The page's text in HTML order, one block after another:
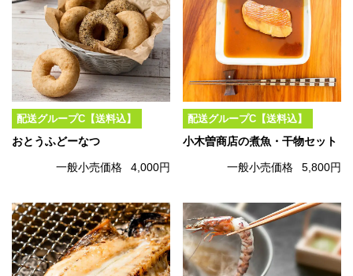
配送グループC【送料込】
おとうふどーなつ
一般小売価格 4,000円
配送グループC【送料込】
小木曽商店の煮魚・干物セット
一般小売価格 5,800円